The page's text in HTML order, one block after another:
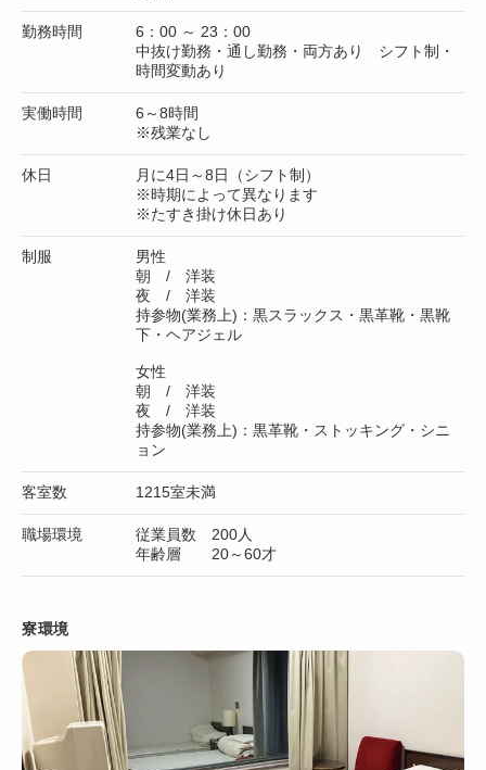
勤務時間
6：00 ～ 23：00
中抜け勤務・通し勤務・両方あり シフト制・
時間変動あり
実働時間
6～8時間
※残業なし
休日
月に4日～8日（シフト制）
※時期によって異なります
※たすき掛け休日あり
制服
男性
朝 / 洋装
夜 / 洋装
持参物(業務上)：黒スラックス・黒革靴・黒靴
下・ヘアジェル
女性
朝 / 洋装
夜 / 洋装
持参物(業務上)：黒革靴・ストッキング・シニ
ョン
客室数 1215室未満
職場環境
従業員数 200人
年齢層 20～60才
寮環境